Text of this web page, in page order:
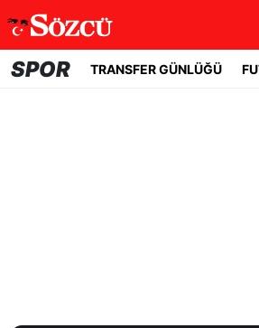
SPOR TRANSFER GÜNLÜĞÜ